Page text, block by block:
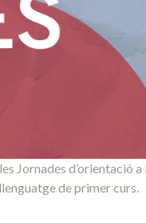
Jornades d’orientació
de primer curs.